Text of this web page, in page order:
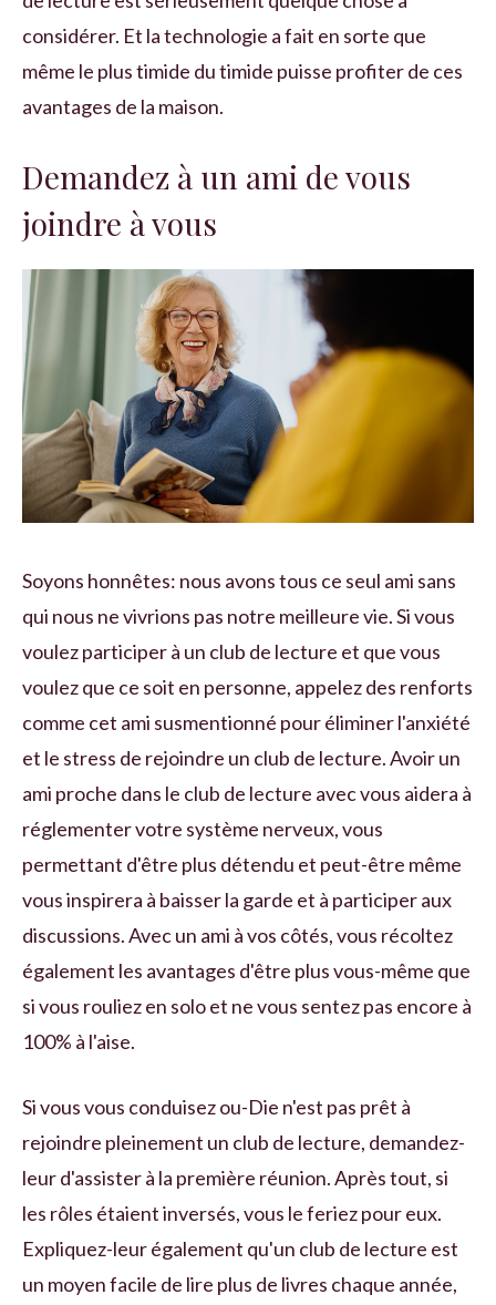
considérer. Et la technologie a fait en sorte que
même le plus timide du timide puisse profiter de ces
avantages de la maison.
Demandez à un ami de vous
joindre à vous
Soyons honnêtes: nous avons tous ce seul ami sans
qui nous ne vivrions pas notre meilleure vie. Si vous
voulez participer à un club de lecture et que vous
voulez que ce soit en personne, appelez des renforts
comme cet ami susmentionné pour éliminer l'anxiété
et le stress de rejoindre un club de lecture. Avoir un
ami proche dans le club de lecture avec vous aidera à
réglementer votre système nerveux, vous
permettant d'être plus détendu et peut-être même
vous inspirera à baisser la garde et à participer aux
discussions. Avec un ami à vos côtés, vous récoltez
également les avantages d'être plus vous-même que
si vous rouliez en solo et ne vous sentez pas encore à
100% à l'aise.
Si vous vous conduisez ou-Die n'est pas prêt à
rejoindre pleinement un club de lecture, demandez-
leur d'assister à la première réunion. Après tout, si
les rôles étaient inversés, vous le feriez pour eux.
Expliquez-leur également qu'un club de lecture est
un moyen facile de lire plus de livres chaque année,